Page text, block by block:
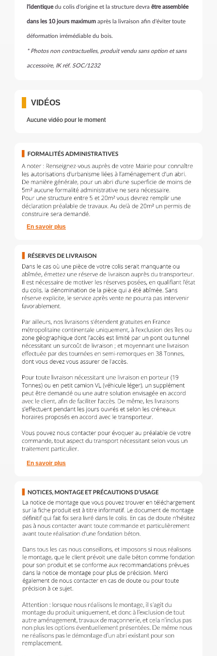
l'identiquedu colis d'origine et la structure devra être assemblée
dans les 10 jours maximum après la livraison afin d'éviter toute
déformation irrémédiable du bois.
* Photos non contractuelles, produit vendu sans option et sans
accessoire, IK réf. SOC/1232
VIDÉOS
Aucune vidéo pour le moment
En savoir plus
En savoir plus